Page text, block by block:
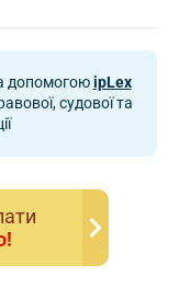
допомогоюipLex
судової та